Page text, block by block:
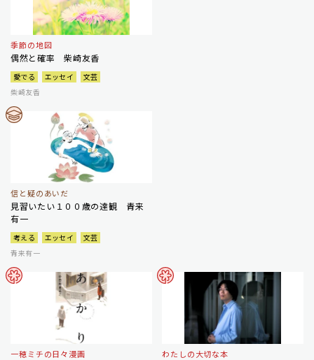
季節の地図
偶然と確率 柴崎友香
愛でる エッセイ
文芸
柴崎友香
信と疑のあいだ
見習いたい１００歳の達観 青来
有一
考える エッセイ
文芸
青来有一
一穂ミチの日々漫画 わたしの大切な本